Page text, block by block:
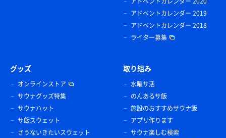
アドベントカレンダー 2019
アドベントカレンダー 2018
ライター募集
グッズ
オンラインストア
サウナグッズ特集
サウナハット
サ飯スウェット
さうないきたいスウェット
取り組み
水曜サ活
のんあるサ飯
施設のおすすめサウナ飯
アプリ作ります
サウナ楽しむ検索